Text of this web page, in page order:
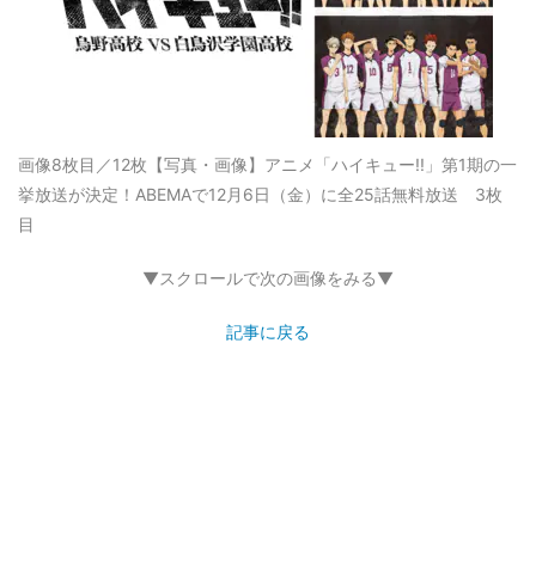
画像8枚目／12枚 【写真・画像】アニメ「ハイキュー!!」第1期の一
挙放送が決定！ABEMAで12月6日（金）に全25話無料放送 3枚
目
▼スクロールで次の画像をみる▼
記事に戻る